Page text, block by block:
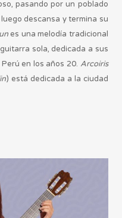
pasando por un poblado
descansa y termina su
es una melodía tradicional
sola, dedicada a sus
en los años 20. Arcoiris
) está dedicada a la ciudad